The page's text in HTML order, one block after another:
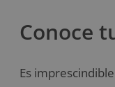
Conoce
Es